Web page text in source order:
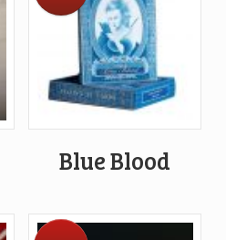
Blue Blood